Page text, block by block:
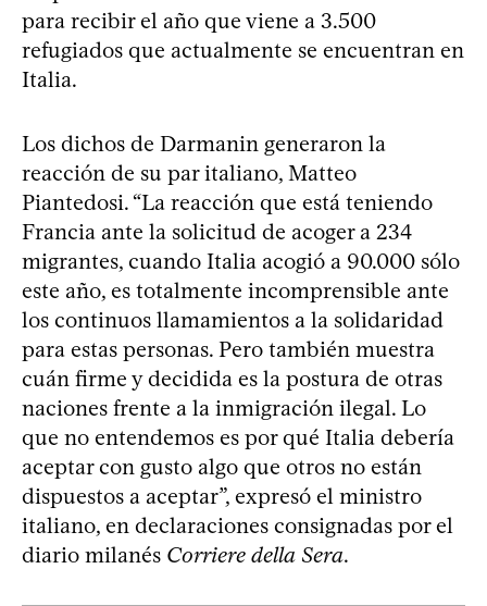
para recibir el año que viene a 3.500
refugiados que actualmente se encuentran en
Italia.
Los dichos de Darmanin generaron la
reacción de su par italiano, Matteo
Piantedosi. “La reacción que está teniendo
Francia ante la solicitud de acoger a 234
migrantes, cuando Italia acogió a 90.000 sólo
este año, es totalmente incomprensible ante
los continuos llamamientos a la solidaridad
para estas personas. Pero también muestra
cuán firme y decidida es la postura de otras
naciones frente a la inmigración ilegal. Lo
que no entendemos es por qué Italia debería
aceptar con gusto algo que otros no están
dispuestos a aceptar”, expresó el ministro
italiano, en declaraciones consignadas por el
diario milanés Corriere della Sera.